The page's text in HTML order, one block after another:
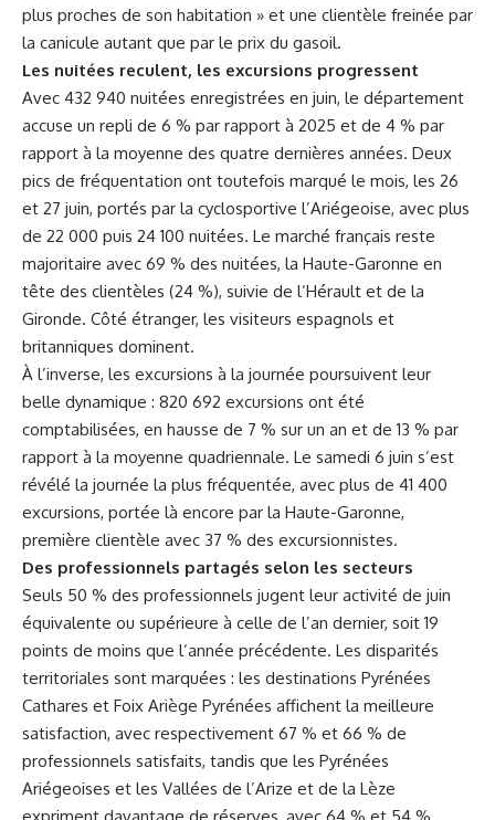
plus proches de son habitation » et une clientèle freinée par
la canicule autant que par le prix du gasoil.
Les nuitées reculent, les excursions progressent
Avec 432 940 nuitées enregistrées en juin, le département
accuse un repli de 6 % par rapport à 2025 et de 4 % par
rapport à la moyenne des quatre dernières années. Deux
pics de fréquentation ont toutefois marqué le mois, les 26
et 27 juin, portés par la cyclosportive l’Ariégeoise, avec plus
de 22 000 puis 24 100 nuitées. Le marché français reste
majoritaire avec 69 % des nuitées, la Haute-Garonne en
tête des clientèles (24 %), suivie de l’Hérault et de la
Gironde. Côté étranger, les visiteurs espagnols et
britanniques dominent.
À l’inverse, les excursions à la journée poursuivent leur
belle dynamique : 820 692 excursions ont été
comptabilisées, en hausse de 7 % sur un an et de 13 % par
rapport à la moyenne quadriennale. Le samedi 6 juin s’est
révélé la journée la plus fréquentée, avec plus de 41 400
excursions, portée là encore par la Haute-Garonne,
première clientèle avec 37 % des excursionnistes.
Des professionnels partagés selon les secteurs
Seuls 50 % des professionnels jugent leur activité de juin
équivalente ou supérieure à celle de l’an dernier, soit 19
points de moins que l’année précédente. Les disparités
territoriales sont marquées : les destinations Pyrénées
Cathares et Foix Ariège Pyrénées affichent la meilleure
satisfaction, avec respectivement 67 % et 66 % de
professionnels satisfaits, tandis que les Pyrénées
Ariégeoises et les Vallées de l’Arize et de la Lèze
expriment davantage de réserves, avec 64 % et 54 %